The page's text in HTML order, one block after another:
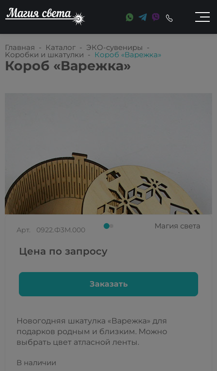
Главная - Каталог - ЭКО-сувениры -
Kоробки и шкатулки - Короб «Варежка»
Короб «Варежка»
Арт. 0922.Ф3М.000 Магия света
Цена по запросу
Заказать
Новогодняя шкатулка «Варежка» для
подарков родным и близким. Можно
выбрать цвет атласной ленты.
В наличии